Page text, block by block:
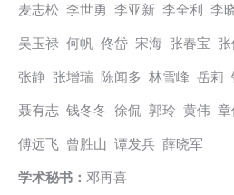
麦志松 李世勇 李亚新 李全利 李
吴玉禄 何帆 佟岱 宋海 张春宝
张静 张增瑞 陈闻多 林雪峰 岳莉
聂有志 钱冬冬 徐侃 郭玲 黄伟
傅远飞 曾胜山 谭发兵 薛晓军
学术秘书 ： 邓再喜